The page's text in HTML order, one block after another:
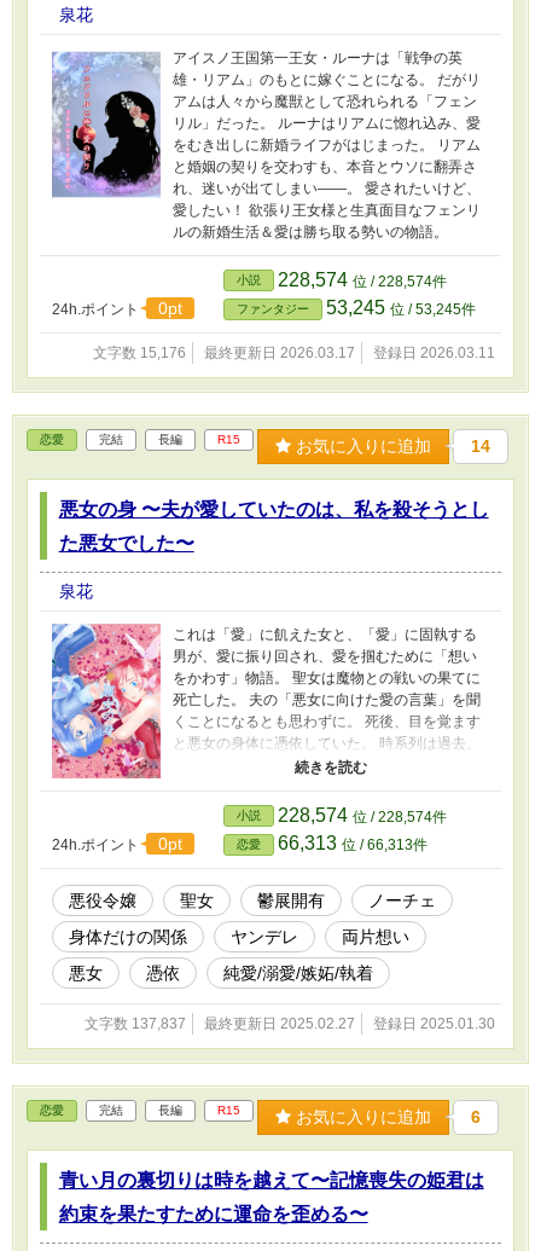
泉花
アイスノ王国第一王女・ルーナは「戦争の英
雄・リアム」のもとに嫁ぐことになる。 だがリ
アムは人々から魔獣として恐れられる「フェン
リル」だった。 ルーナはリアムに惚れ込み、愛
をむき出しに新婚ライフがはじまった。 リアム
と婚姻の契りを交わすも、本音とウソに翻弄さ
れ、迷いが出てしまい――。 愛されたいけど、
愛したい！ 欲張り王女様と生真面目なフェンリ
ルの新婚生活＆愛は勝ち取る勢いの物語。
24h.ポイント 0pt
小説 228,574 位 / 228,574件
ファンタジー 53,245 位 / 53,245件
文字数 15,176 最終更新日 2026.03.17 登録日 2026.03.11
恋愛 完結 長編 R15 お気に入りに追加 14
悪女の身 〜夫が愛していたのは、私を殺そうとし
た悪女でした〜
泉花
これは「愛」に飢えた女と、「愛」に固執する
男が、愛に振り回され、愛を掴むために「想い
をかわす」物語。 聖女は魔物との戦いの果てに
死亡した。 夫の「悪女に向けた愛の言葉」を聞
くことになるとも思わずに。 死後、目を覚ます
と悪女の身体に憑依していた。 時系列は過去、
悪女が処刑される前だ。 悪女は聖女に対し、殺
害未遂を起こしたことで断頭台に送られた。 ”か
つて自分を殺そうとした女”となりショックを受
けると同時に、夫が向けていた愛の真相を確か
めようとする。 夫が本当に愛していたのは「悪
女：ウェリナ・リガートゥル」だった。 愛を失
い、「憎い女となった」絶望に聖女は狂ってい
く。 やがて悪女の秘密を知り、夫の愛を望みな
がらも選択を迫られることになるが――？ 【破
滅的恋愛ダークファンタジー】 その愛は純愛
か、歪んでいるのか――。 ※恋愛小説大賞に応
募してます。投票で応援していただけたら大変
励みになります。よろしくお願いいたしま
す！！
24h.ポイント 0pt
小説 228,574 位 / 228,574件
恋愛 66,313 位 / 66,313件
悪役令嬢 聖女 鬱展開有
ノーチェ
身体だけの関係
ヤンデレ
両片想い
悪女
憑依 純愛/溺愛/嫉妬/執着
文字数 137,837 最終更新日 2025.02.27 登録日 2025.01.30
恋愛 完結 長編 R15 お気に入りに追加 6
青い月の裏切りは時を越えて〜記憶喪失の姫君は
約束を果たすために運命を歪める〜